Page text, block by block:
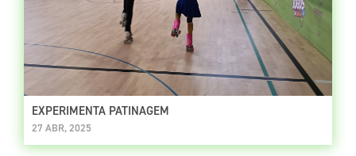
EXPERIMENTA PATINAGEM
27 ABR, 2025